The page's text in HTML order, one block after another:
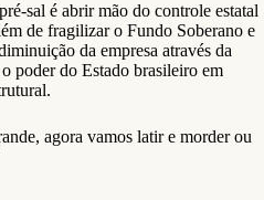
sal é abrir mão do controle estatal
de fragilizar o Fundo Soberano e
da empresa através da
poder do Estado brasileiro em
agora vamos latir e morder ou